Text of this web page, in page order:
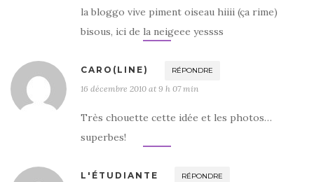
la bloggo vive piment oiseau hiiii (ça rime)
bisous, ici de la neigeee yessss
CARO(LINE) RÉPONDRE
16 décembre 2010 at 9 h 07 min
Très chouette cette idée et les photos…
superbes!
L'ÉTUDIANTE RÉPONDRE